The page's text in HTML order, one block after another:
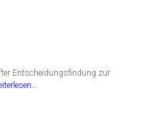
Entscheidungsfindung zur